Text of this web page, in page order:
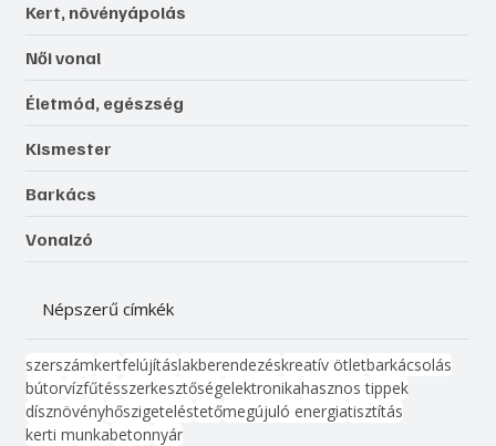
Kert, növényápolás
Női vonal
Életmód, egészség
Kismester
Barkács
Vonalzó
Népszerű címkék
szerszámkertfelújításlakberendezéskreatív ötletbarkácsolás
bútorvízfűtésszerkesztőségelektronikahasznos tippek
dísznövényhőszigeteléstetőmegújuló energiatisztítás
kerti munkabetonnyár